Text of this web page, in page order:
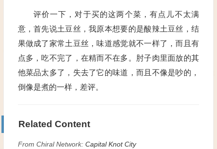
评价一下，对于买的这两个菜，有点儿不太满
意，首先说土豆丝，我原本想要的是酸辣土豆丝，结
果做成了家常土豆丝，味道感觉就不一样了，而且有
点多，吃不完了，在精而不在多。肘子肉里面放的其
他菜品太多了，失去了它的味道，而且不像是吵的，
倒像是煮的一样，差评。
Related Content
From Chiral Network: Capital Knot City